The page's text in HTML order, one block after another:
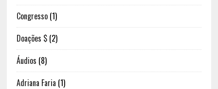
Congresso(1)
Doações $(2)
Áudios (8)
Adriana Faria (1)